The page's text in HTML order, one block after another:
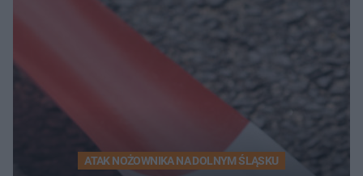
ATAK NOŻOWNIKA NA DOLNYM ŚLĄSKU